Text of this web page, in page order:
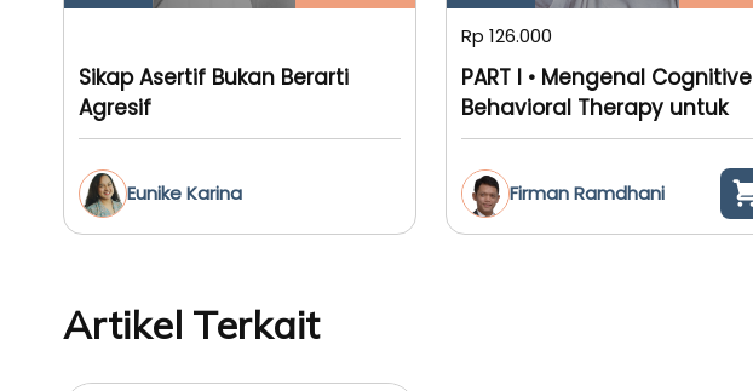
Sikap Asertif Bukan Berarti
Agresif
Eunike Karina
Rp 126.000
PART I • Mengenal Cognitive
Behavioral Therapy untuk
Anak
Firman Ramdhani
Artikel Terkait